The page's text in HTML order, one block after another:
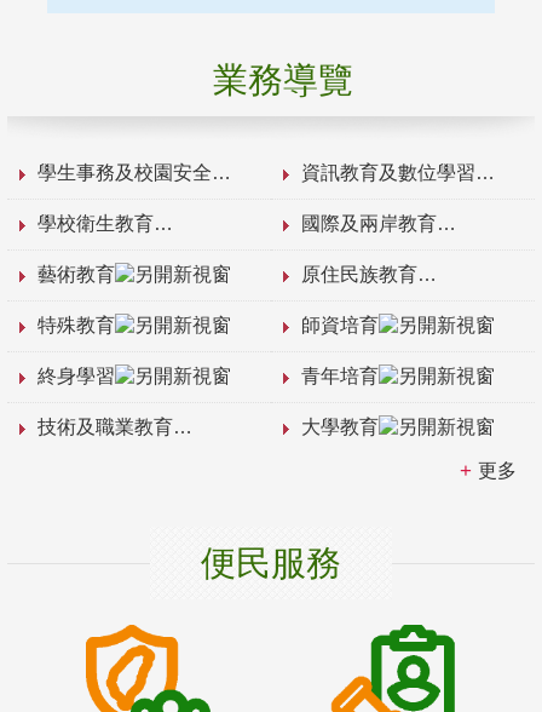
業務導覽
學生事務及校園安全 資訊教育及數位學習
學校衛生教育 國際及兩岸教育
藝術教育 原住民族教育
特殊教育 師資培育
終身學習 青年培育
技術及職業教育 大學教育
更多
便民服務